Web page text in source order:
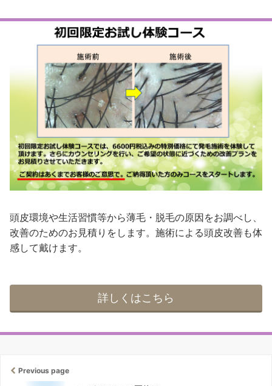
頭皮環境や生活習慣等から薄毛・脱毛の原因をお調べし、
改善のためのお見積りをします。施術による頭皮改善も体
感して戴けます。
詳しくはこちら
Previous page